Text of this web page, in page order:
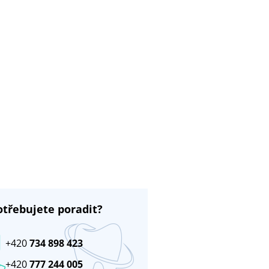
poradit?
+420777 244 005
+420734 898 423